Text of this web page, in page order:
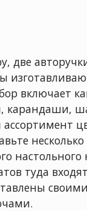
две
включает
карандаши,
несколько
туда